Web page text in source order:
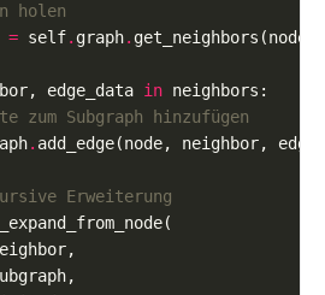
holen
= self. graph.
edge_data in
zum Subgraph hinzufügen
.
Erweiterung